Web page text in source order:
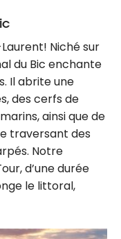
Niché sur
du Bic enchante
Il abrite une
des cerfs de
ainsi que de
traversant des
Notre
d’une durée
le littoral,